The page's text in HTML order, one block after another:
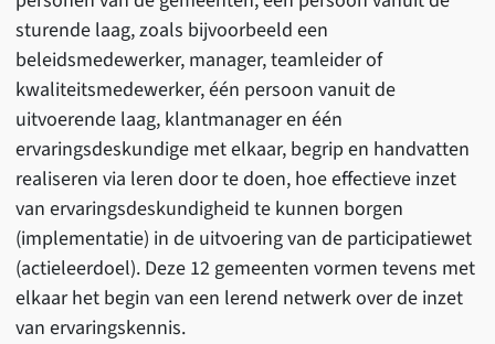
sturende laag, zoals bijvoorbeeld een
beleidsmedewerker, manager, teamleider of
kwaliteitsmedewerker, één persoon vanuit de
uitvoerende laag, klantmanager en één
ervaringsdeskundige met elkaar, begrip en handvatten
realiseren via leren door te doen, hoe effectieve inzet
van ervaringsdeskundigheid te kunnen borgen
(implementatie) in de uitvoering van de participatiewet
(actieleerdoel). Deze 12 gemeenten vormen tevens met
elkaar het begin van een lerend netwerk over de inzet
van ervaringskennis.